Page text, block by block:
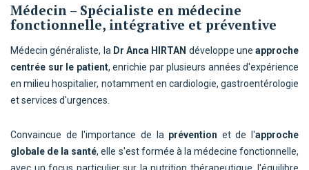
Médecin – Spécialiste en médecine
fonctionnelle, intégrative et préventive
Médecin généraliste, la Dr Anca HIRTAN développe une approche
centrée sur le patient, enrichie par plusieurs années d'expérience
en milieu hospitalier, notamment en cardiologie, gastroentérologie
et services d'urgences.
Convaincue de l'importance de la prévention et de l'approche
globale de la santé, elle s'est formée à la médecine fonctionnelle,